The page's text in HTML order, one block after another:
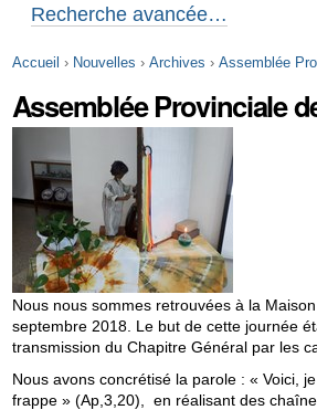
Recherche avancée…
Accueil › Nouvelles › Archives › Assemblée
Assemblée Provinciale
Nous nous sommes retrouvées à la
septembre 2018. Le but de cette journée
transmission du Chapitre Général par les
Nous avons concrétisé la parole : « Voici,
frappe » (Ap,3,20), en réalisant des